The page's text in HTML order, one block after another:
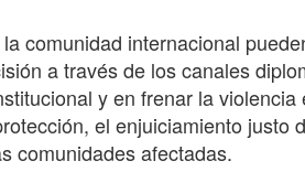
comunidad internacional
a través de los canales
y en frenar la
el enjuiciamiento justo
comunidades afectadas.